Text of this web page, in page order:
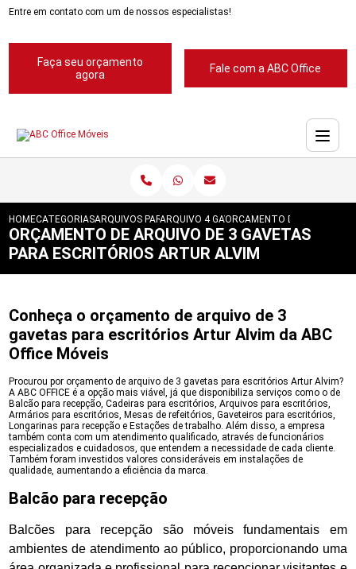
Entre em contato com um de nossos especialistas!
Faça seu orçamento
agora
Fale com a ABC Office
HOMECATEGORIASARQUIVOS PARA ESCRITORIOS
ARQUIVO 4 GAVETAS PARA ESCRITORIOS
ORCAMENTO DE ARQUIVO
ORÇAMENTO DE ARQUIVO DE 3 GAVETAS
PARA ESCRITÓRIOS ARTUR ALVIM
Conheça o orçamento de arquivo de 3
gavetas para escritórios Artur Alvim da ABC
Office Móveis
Procurou por orçamento de arquivo de 3 gavetas para escritórios Artur Alvim?
A ABC OFFICE é a opção mais viável, já que disponibiliza serviços como o de
Balcão para recepção, Cadeiras para escritórios, Arquivos para escritórios,
Armários para escritórios, Mesas de refeitórios, Gaveteiros para escritórios,
Longarinas para recepção e Estações de trabalho. Além disso, a empresa
também conta com um atendimento qualificado, através de funcionários
especializados e cuidadosos, que entendem a necessidade de cada cliente.
Também foram investidos valores consideráveis em instalações de
qualidade, aumentando a eficiência da marca.
Balcão para recepção
Balcões para recepção são móveis fundamentais em
ambientes de atendimento ao público, proporcionando uma